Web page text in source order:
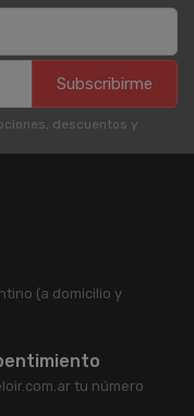
Subscribirme
descuentos y
(a domicilio y
tu número